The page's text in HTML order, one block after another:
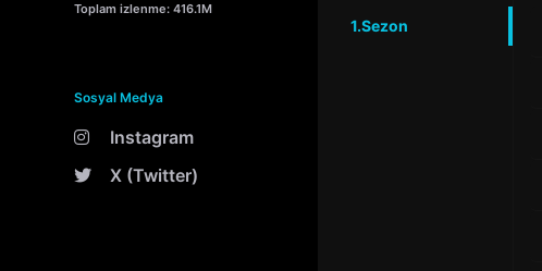
Toplam izlenme: 416.1M
Sosyal Medya
Instagram
X (Twitter)
1.Sezon